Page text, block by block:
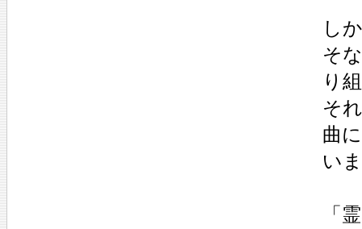
し
そ
り
そ
曲
い
「